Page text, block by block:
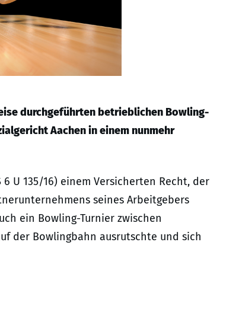
durchgeführten betrieblichen Bowling-
Aachen in einem nunmehr
U 135/16) einem Versicherten Recht, der
seines Arbeitgebers
ein Bowling-Turnier zwischen
der Bowlingbahn ausrutschte und sich